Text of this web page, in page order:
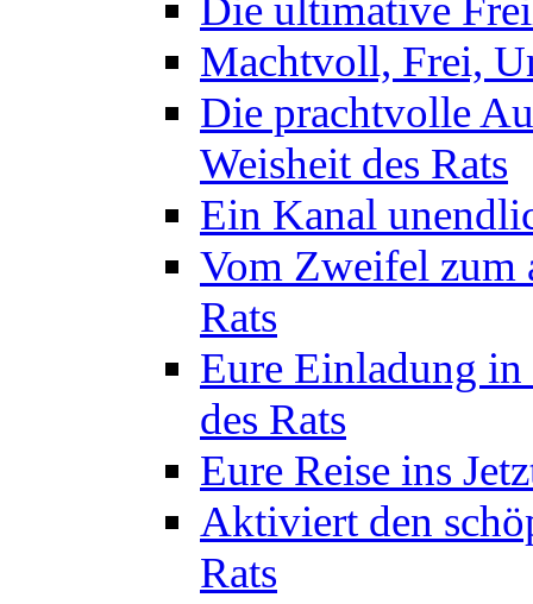
Machtvoll, Frei,
Die prachtvolle
Weisheit des Rats
Ein Kanal
Vom Zweifel zum
Rats
Eure Einladung
des Rats
Eure Reise ins
Aktiviert den
Rats